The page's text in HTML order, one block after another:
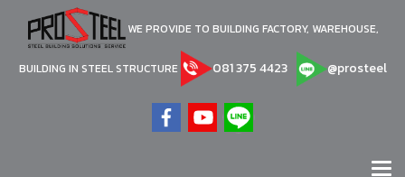
WE PROVIDE TO BUILDING FACTORY, WAREHOUSE,
BUILDING IN STEEL STRUCTURE 081 375 4423 @prosteel